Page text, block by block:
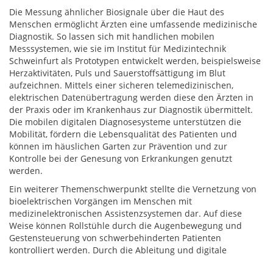
Die Messung ähnlicher Biosignale über die Haut des
Menschen ermöglicht Ärzten eine umfassende medizinische
Diagnostik. So lassen sich mit handlichen mobilen
Messsystemen, wie sie im Institut für Medizintechnik
Schweinfurt als Prototypen entwickelt werden, beispielsweise
Herzaktivitäten, Puls und Sauerstoffsättigung im Blut
aufzeichnen. Mittels einer sicheren telemedizinischen,
elektrischen Datenübertragung werden diese den Ärzten in
der Praxis oder im Krankenhaus zur Diagnostik übermittelt.
Die mobilen digitalen Diagnosesysteme unterstützen die
Mobilität, fördern die Lebensqualität des Patienten und
können im häuslichen Garten zur Prävention und zur
Kontrolle bei der Genesung von Erkrankungen genutzt
werden.
Ein weiterer Themenschwerpunkt stellte die Vernetzung von
bioelektrischen Vorgängen im Menschen mit
medizinelektronischen Assistenzsystemen dar. Auf diese
Weise können Rollstühle durch die Augenbewegung und
Gestensteuerung von schwerbehinderten Patienten
kontrolliert werden. Durch die Ableitung und digitale